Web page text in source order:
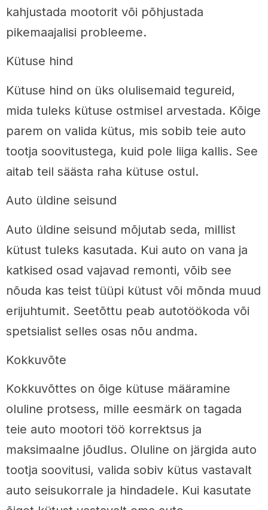
kahjustada mootorit või põhjustada
pikemaajalisi probleeme.
Kütuse hind
Kütuse hind on üks olulisemaid tegureid,
mida tuleks kütuse ostmisel arvestada. Kõige
parem on valida kütus, mis sobib teie auto
tootja soovitustega, kuid pole liiga kallis. See
aitab teil säästa raha kütuse ostul.
Auto üldine seisund
Auto üldine seisund mõjutab seda, millist
kütust tuleks kasutada. Kui auto on vana ja
katkised osad vajavad remonti, võib see
nõuda kas teist tüüpi kütust või mõnda muud
erijuhtumit. Seetõttu peab autotöökoda või
spetsialist selles osas nõu andma.
Kokkuvõte
Kokkuvõttes on õige kütuse määramine
oluline protsess, mille eesmärk on tagada
teie auto mootori töö korrektsus ja
maksimaalne jõudlus. Oluline on järgida auto
tootja soovitusi, valida sobiv kütus vastavalt
auto seisukorrale ja hindadele. Kui kasutate